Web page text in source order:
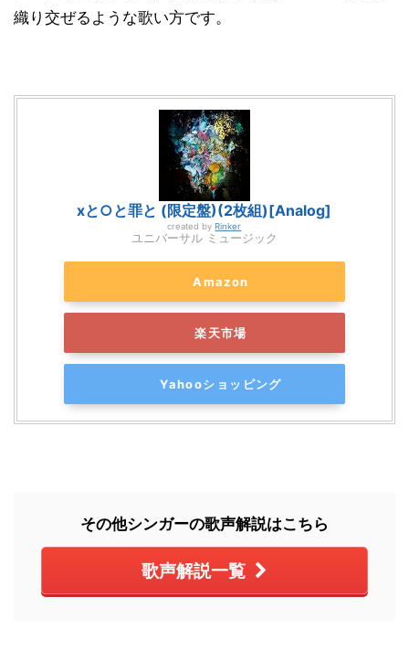
織り交ぜるような歌い方です。
xと○と罪と (限定盤)(2枚組)[Analog]
created byRinker
ユニバーサル ミュージック
Amazon
楽天市場
Yahooショッピング
その他シンガーの歌声解説はこちら
歌声解説一覧